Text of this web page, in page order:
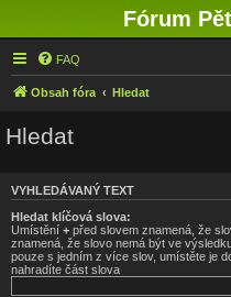
Fórum
FAQ
Obsah fóra Hledat
Hledat
VYHLEDÁVANÝ TEXT
Hledat klíčová slova:
Umístění + před slovem znamená, že
znamená, že slovo nemá být ve
pouze s jedním z více slov, umístěte je
nahradíte část slova